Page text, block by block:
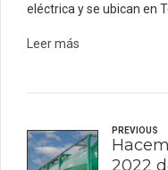
eléctrica y se ubican en
Leer más
PREVIOUS
2022